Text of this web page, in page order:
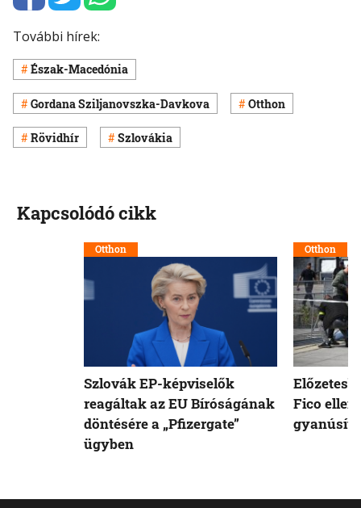
További hírek:
Észak-Macedónia
Gordana Sziljanovszka-Davkova Otthon
Rövidhír Szlovákia
Kapcsolódó cikk
Otthon
Szlovák EP-képviselők
reagáltak az EU Bíróságának
döntésére a „Pfizergate”
ügyben
Otthon
Fico